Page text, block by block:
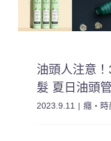
油頭人注意
髮 夏日油頭
2023.9.11 | 癮・時